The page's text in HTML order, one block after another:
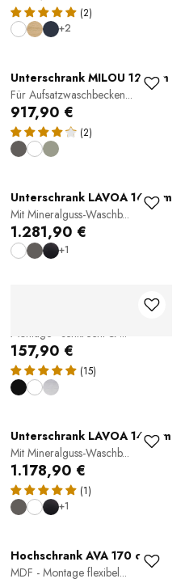
(2)
+2
Unterschrank MILOU 120 cm
Für Aufsatzwaschbecken...
917,90 €
(2)
Unterschrank LAVOA 160 cm
Mit Mineralguss-Waschb...
1.281,90 €
+1
Wandnische aus Edelstahl
Montage - senkrecht & ...
157,90 €
(15)
Unterschrank LAVOA 140 cm
Mit Mineralguss-Waschb...
1.178,90 €
(1)
+1
Hochschrank AVA 170 cm
MDF - Montage flexibel...